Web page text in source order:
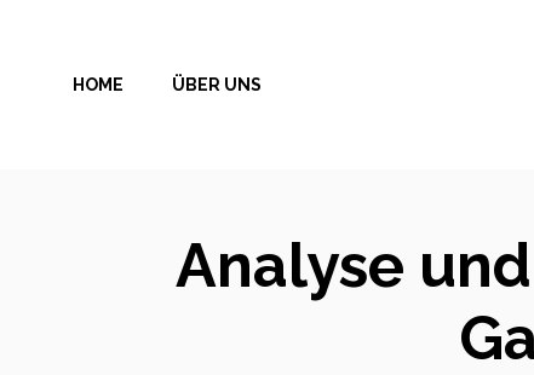
springenHOME ÜBER UNS
Analyse